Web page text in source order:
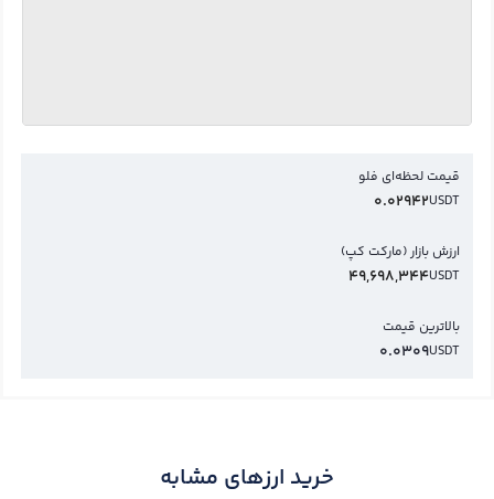
قیمت لحظه‌ای فلو
USDT
0.02942
ارزش بازار (مارکت کپ)
USDT
49,698,344
بالاترین قیمت
USDT
0.0309
خرید ارزهای مشابه